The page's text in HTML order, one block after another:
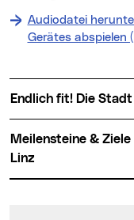
Audiodatei
Gerätes abspielen
Endlich fit! Die
Meilensteine & Ziele – Einblicke in den Magistrat
Linz